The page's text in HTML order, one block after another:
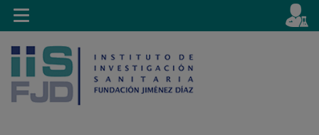
Saltar al contenido
activo
es
Toggle
navigation